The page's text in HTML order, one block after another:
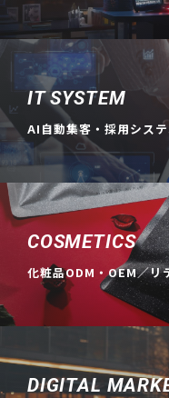
IT SYSTEM
AI自動集客・採用シス
COSMETICS
化粧品ODM・OEM／リ
DIGITAL